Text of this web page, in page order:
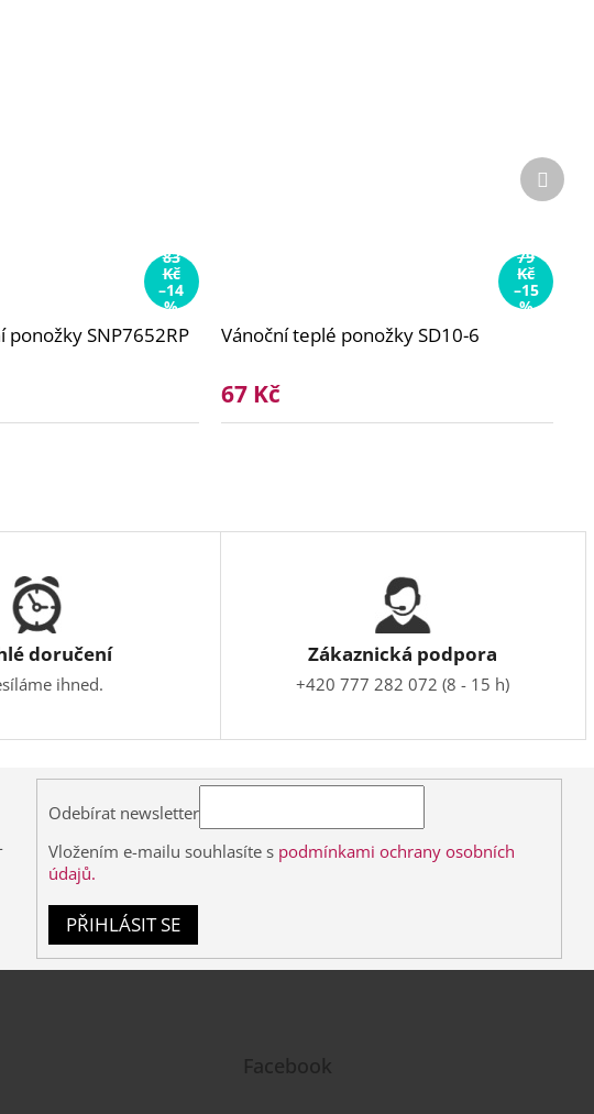
83
Kč
–14
%
ponožky SNP7652RP
79
Kč
–15
%
Vánoční teplé ponožky SD10-6
67 Kč
Další
doručení
ihned.
Zákaznická podpora
+420 777 282 072 (8 - 15 h)
Odebírat newsletter
Vložením e-mailu souhlasíte s podmínkami ochrany osobních
údajů.
PŘIHLÁSIT SE
Facebook